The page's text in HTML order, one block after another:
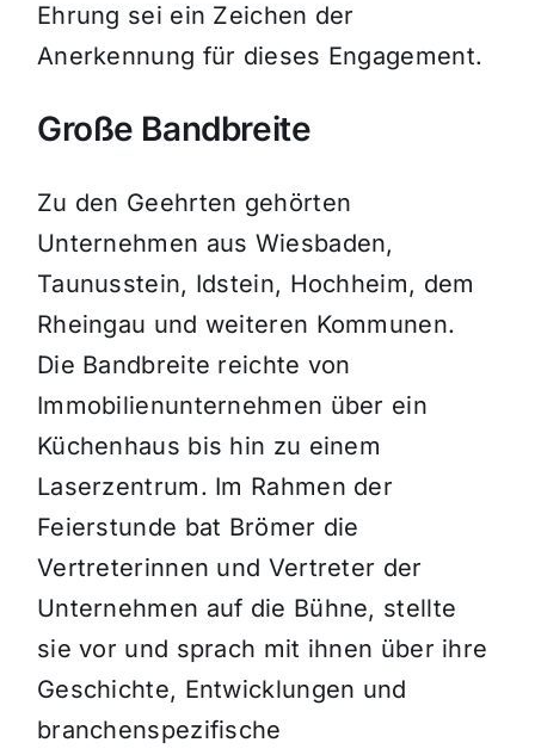
Ehrung sei ein Zeichen der
Anerkennung für dieses Engagement.
Große Bandbreite
Zu den Geehrten gehörten
Unternehmen aus Wiesbaden,
Taunusstein, Idstein, Hochheim, dem
Rheingau und weiteren Kommunen.
Die Bandbreite reichte von
Immobilienunternehmen über ein
Küchenhaus bis hin zu einem
Laserzentrum. Im Rahmen der
Feierstunde bat Brömer die
Vertreterinnen und Vertreter der
Unternehmen auf die Bühne, stellte
sie vor und sprach mit ihnen über ihre
Geschichte, Entwicklungen und
branchenspezifische